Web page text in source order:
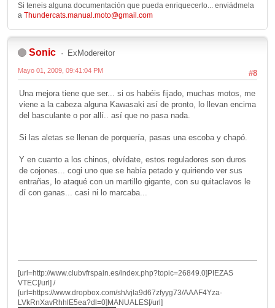
Si teneis alguna documentación que pueda enriquecerlo... enviádmela
a Thundercats.manual.moto@gmail.com
Sonic ExModereitor
#8
Mayo 01, 2009, 09:41:04 PM
Una mejora tiene que ser... si os habéis fijado, muchas motos, me
viene a la cabeza alguna Kawasaki así de pronto, lo llevan encima
del basculante o por allí.. así que no pasa nada.
Si las aletas se llenan de porquería, pasas una escoba y chapó.
Y en cuanto a los chinos, olvídate, estos reguladores son duros
de cojones... cogi uno que se había petado y quiriendo ver sus
entrañas, lo ataqué con un martillo gigante, con su quitaclavos le
dí con ganas... casi ni lo marcaba...
[url=http://www.clubvfrspain.es/index.php?topic=26849.0]PIEZAS
VTEC[/url] /
[url=https://www.dropbox.com/sh/vjla9d67zfyyg73/AAAF4Yza-
LVkRnXavRhhlE5ea?dl=0]MANUALES[/url]